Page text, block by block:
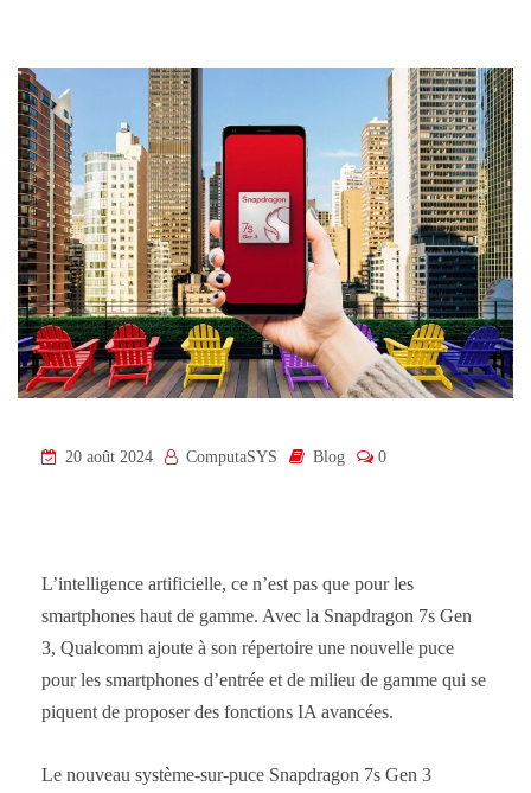
20 août 2024 ComputaSYS Blog 0
L’intelligence artificielle, ce n’est pas que pour les
smartphones haut de gamme. Avec la Snapdragon 7s Gen
3, Qualcomm ajoute à son répertoire une nouvelle puce
pour les smartphones d’entrée et de milieu de gamme qui se
piquent de proposer des fonctions IA avancées.
Le nouveau système-sur-puce Snapdragon 7s Gen 3